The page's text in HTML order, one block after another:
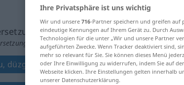
anklicken/antippen)
düzgün, doğru, özenli, esaslı olağan,
Ihre Privatsphäre ist uns wichtig
Wir und unsere 716-Partner speichern und greifen auf
eindeutige Kennungen auf Ihrem Gerät zu. Durch
Technologien für die unter „Wir und unsere Partner
aufgeführten Zwecke. Wenn Tracker deaktiviert sind,
mehr so relevant für Sie. Sie können dieses Menü
oder Ihre Einwilligung zu widerrufen, indem Sie auf
Webseite klicken. Ihre Einstellungen gelten innerhalb
unserer Datenschutzerklärung.